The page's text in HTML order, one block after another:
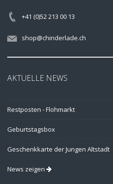
+41 (0)52 213 00 13
shop@chinderlade.ch
AKTUELLE NEWS
Restposten - Flohmarkt
Geburtstagsbox
Geschenkkarte der Jungen Altstadt
News zeigen